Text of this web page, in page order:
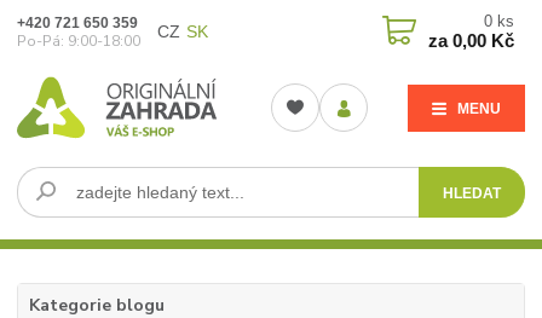
CZ SK
MENU
HLEDAT
+420 721 650 359
Po-Pá: 9:00-18:00
0 ks
za0,00 Kč
Kategorie blogu